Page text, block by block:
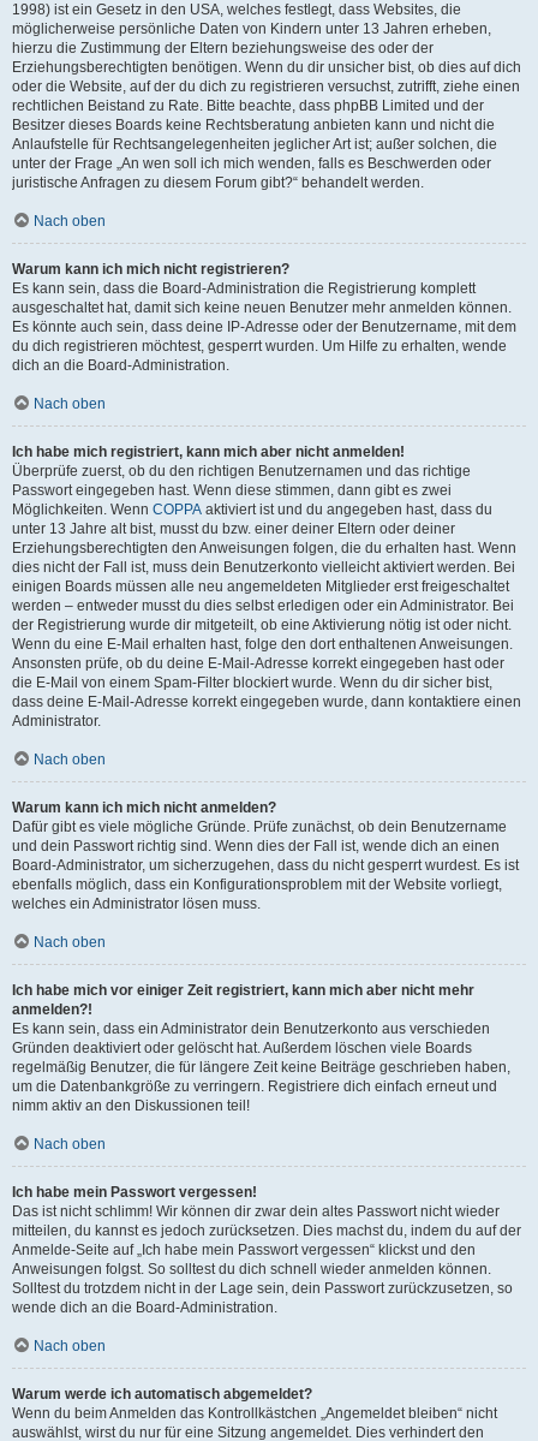
1998) ist ein Gesetz in den USA, welches festlegt, dass Websites, die
möglicherweise persönliche Daten von Kindern unter 13 Jahren erheben,
hierzu die Zustimmung der Eltern beziehungsweise des oder der
Erziehungsberechtigten benötigen. Wenn du dir unsicher bist, ob dies auf dich
oder die Website, auf der du dich zu registrieren versuchst, zutrifft, ziehe einen
rechtlichen Beistand zu Rate. Bitte beachte, dass phpBB Limited und der
Besitzer dieses Boards keine Rechtsberatung anbieten kann und nicht die
Anlaufstelle für Rechtsangelegenheiten jeglicher Art ist; außer solchen, die
unter der Frage „An wen soll ich mich wenden, falls es Beschwerden oder
juristische Anfragen zu diesem Forum gibt?“ behandelt werden.
Nach oben
Warum kann ich mich nicht registrieren?
Es kann sein, dass die Board-Administration die Registrierung komplett
ausgeschaltet hat, damit sich keine neuen Benutzer mehr anmelden können.
Es könnte auch sein, dass deine IP-Adresse oder der Benutzername, mit dem
du dich registrieren möchtest, gesperrt wurden. Um Hilfe zu erhalten, wende
dich an die Board-Administration.
Nach oben
Ich habe mich registriert, kann mich aber nicht anmelden!
Überprüfe zuerst, ob du den richtigen Benutzernamen und das richtige
Passwort eingegeben hast. Wenn diese stimmen, dann gibt es zwei
Möglichkeiten. Wenn COPPA aktiviert ist und du angegeben hast, dass du
unter 13 Jahre alt bist, musst du bzw. einer deiner Eltern oder deiner
Erziehungsberechtigten den Anweisungen folgen, die du erhalten hast. Wenn
dies nicht der Fall ist, muss dein Benutzerkonto vielleicht aktiviert werden. Bei
einigen Boards müssen alle neu angemeldeten Mitglieder erst freigeschaltet
werden – entweder musst du dies selbst erledigen oder ein Administrator. Bei
der Registrierung wurde dir mitgeteilt, ob eine Aktivierung nötig ist oder nicht.
Wenn du eine E-Mail erhalten hast, folge den dort enthaltenen Anweisungen.
Ansonsten prüfe, ob du deine E-Mail-Adresse korrekt eingegeben hast oder
die E-Mail von einem Spam-Filter blockiert wurde. Wenn du dir sicher bist,
dass deine E-Mail-Adresse korrekt eingegeben wurde, dann kontaktiere einen
Administrator.
Nach oben
Warum kann ich mich nicht anmelden?
Dafür gibt es viele mögliche Gründe. Prüfe zunächst, ob dein Benutzername
und dein Passwort richtig sind. Wenn dies der Fall ist, wende dich an einen
Board-Administrator, um sicherzugehen, dass du nicht gesperrt wurdest. Es ist
ebenfalls möglich, dass ein Konfigurationsproblem mit der Website vorliegt,
welches ein Administrator lösen muss.
Nach oben
Ich habe mich vor einiger Zeit registriert, kann mich aber nicht mehr
anmelden?!
Es kann sein, dass ein Administrator dein Benutzerkonto aus verschieden
Gründen deaktiviert oder gelöscht hat. Außerdem löschen viele Boards
regelmäßig Benutzer, die für längere Zeit keine Beiträge geschrieben haben,
um die Datenbankgröße zu verringern. Registriere dich einfach erneut und
nimm aktiv an den Diskussionen teil!
Nach oben
Ich habe mein Passwort vergessen!
Das ist nicht schlimm! Wir können dir zwar dein altes Passwort nicht wieder
mitteilen, du kannst es jedoch zurücksetzen. Dies machst du, indem du auf der
Anmelde-Seite auf „Ich habe mein Passwort vergessen“ klickst und den
Anweisungen folgst. So solltest du dich schnell wieder anmelden können.
Solltest du trotzdem nicht in der Lage sein, dein Passwort zurückzusetzen, so
wende dich an die Board-Administration.
Nach oben
Warum werde ich automatisch abgemeldet?
Wenn du beim Anmelden das Kontrollkästchen „Angemeldet bleiben“ nicht
auswählst, wirst du nur für eine Sitzung angemeldet. Dies verhindert den